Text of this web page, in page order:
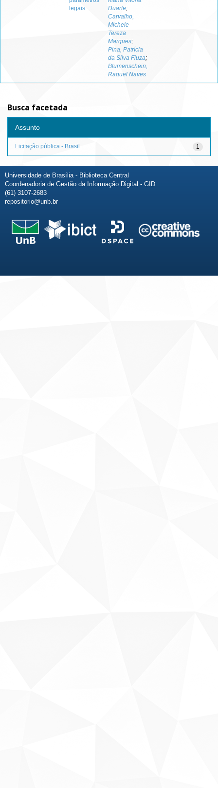
legais
Duarte;
Carvalho,
Michele
Tereza
Marques;
Pina, Patrícia
da Silva Fiuza;
Blumenschein,
Raquel Naves
Busca facetada
Assunto
1
Licitação pública - Brasil
Universidade de Brasília - Biblioteca Central
Coordenadoria de Gestão da Informação Digital - GID
(61) 3107-2683
repositorio@unb.br